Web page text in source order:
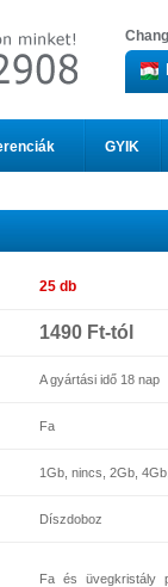
GYIK
25 db
1490 Ft-tól
A gyártási idő 18 nap
Fa
1Gb, nincs, 2Gb,
Díszdoboz
Fa és üvegkristály